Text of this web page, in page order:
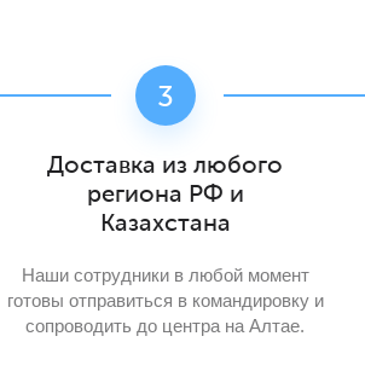
Доставка из любого
региона РФ и
Казахстана
Наши сотрудники в любой момент
готовы отправиться в командировку и
сопроводить до центра на Алтае.